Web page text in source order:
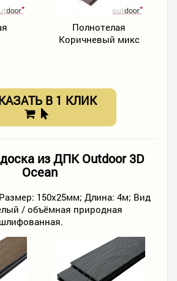
Полнотелая
Коричневый микс
В 1 КЛИК
из ДПК Outdoor 3D
Ocean
Размер: 150х25мм; Длина: 4м; Вид
/ объёмная природная